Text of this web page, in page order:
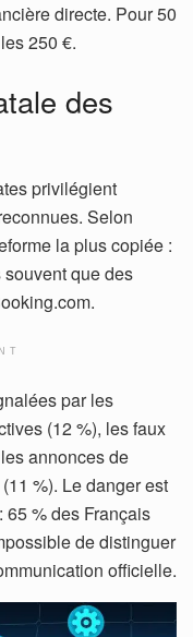
directe. Pour 50
250 €.
des
privilégient
Selon
la plus copiée :
que des
par les
(12 %), les faux
annonces de
%). Le danger est
65 % des Français
de distinguer
officielle.